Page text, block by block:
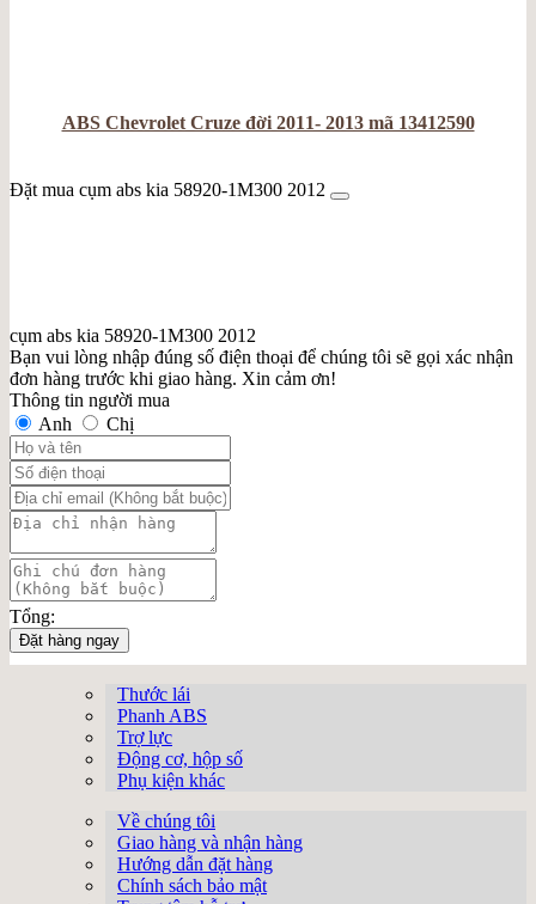
ABS Chevrolet Cruze đời 2011- 2013 mã 13412590
Đặt mua cụm abs kia 58920-1M300 2012
cụm abs kia 58920-1M300 2012
Bạn vui lòng nhập đúng số điện thoại để chúng tôi sẽ gọi xác nhận
đơn hàng trước khi giao hàng. Xin cảm ơn!
Thông tin người mua
Anh
Chị
Tổng:
Đặt hàng ngay
Thước lái
Phanh ABS
Trợ lực
Động cơ, hộp số
Phụ kiện khác
Về chúng tôi
Giao hàng và nhận hàng
Hướng dẫn đặt hàng
Chính sách bảo mật